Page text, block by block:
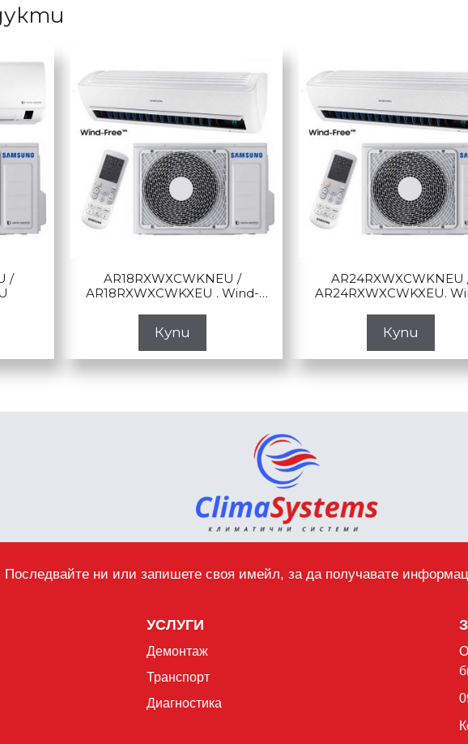
/
AR18RXWXCWKNEU /
AR18RXWXCWKXEU . Wind-
Купи
AR24RXWXCWKNEU
AR24RXWXCWKXEU.
Купи
Последвайте ни или запишете своя имейл, за да получавате
УСЛУГИ
Демонтаж
Транспорт
Диагностика